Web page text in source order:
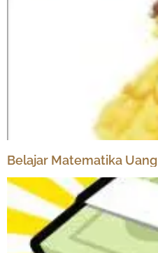
Belajar Matematika Uang